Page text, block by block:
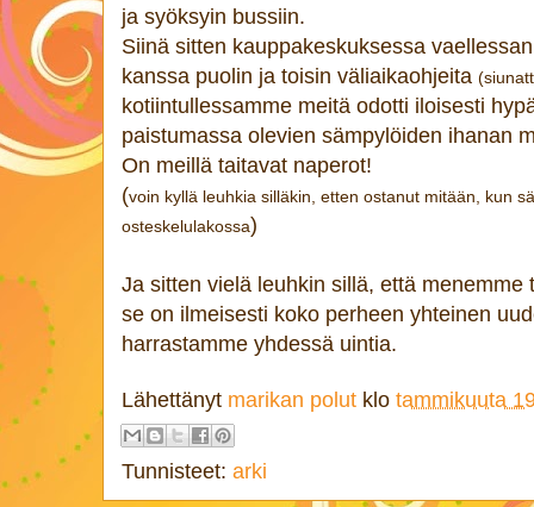
ja syöksyin bussiin.
Siinä sitten kauppakeskuksessa
kanssa puolin ja toisin väliaikaohjeita
kotiintullessamme meitä odotti iloisesti
paistumassa olevien sämpylöiden ihanan
On meillä taitavat naperot!
(voin kyllä leuhkia silläkin, etten ostanut mitään, kun
osteskelulakossa)
Ja sitten vielä leuhkin sillä, että menemme
se on ilmeisesti koko perheen yhteinen
harrastamme yhdessä uintia.
Lähettänyt marikan polut klo tammikuuta
Tunnisteet: arki